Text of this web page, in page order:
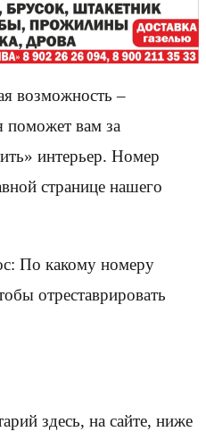
возможность –
поможет вам за
интерьер. Номер
странице нашего
По какому номеру
отреставрировать
здесь, на сайте, ниже